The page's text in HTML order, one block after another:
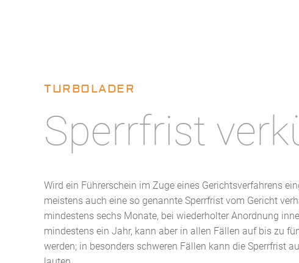
TURBOLADER
Sperrfrist
Wird ein Führerschein im Zuge eines Gerichtsverfahrens
meistens auch eine so genannte Sperrfrist vom Gericht
mindestens sechs Monate, bei wiederholter Anordnung
mindestens ein Jahr, kann aber in allen Fällen auf bis zu
werden; in besonders schweren Fällen kann die Sperrfrist